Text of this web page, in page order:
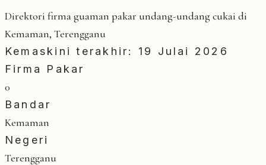
Direktori firma guaman pakar undang-undang cukai di
Kemaman, Terengganu
Kemaskini terakhir: 19 Julai 2026
Firma Pakar
0
Bandar
Kemaman
Negeri
Terengganu